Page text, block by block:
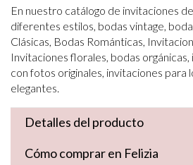
En nuestro catálogo de invitaciones
diferentes estilos, bodas vintage,
Clásicas, Bodas Románticas,
Invitaciones florales, bodas orgánicas,
con fotos originales, invitaciones para
elegantes.
Detalles del producto
Cómo comprar en Felizia